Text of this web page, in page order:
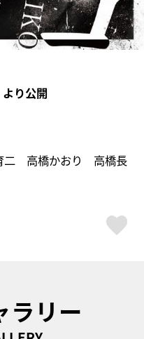
り公開
二 高橋かおり 高橋長
ラリー